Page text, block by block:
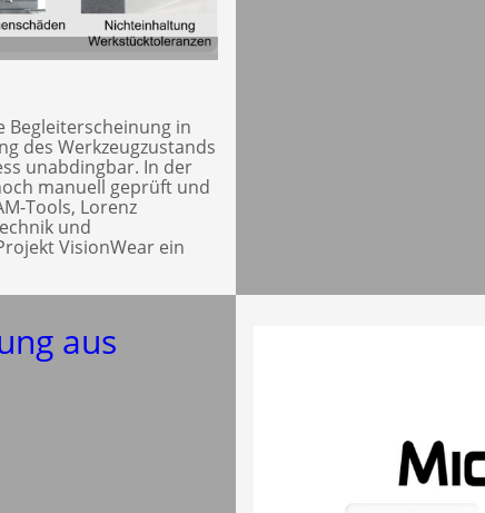
Begleiterscheinung in
des Werkzeugzustands
unabdingbar. In der
manuell geprüft und
Tools, Lorenz
und
VisionWear ein
aus